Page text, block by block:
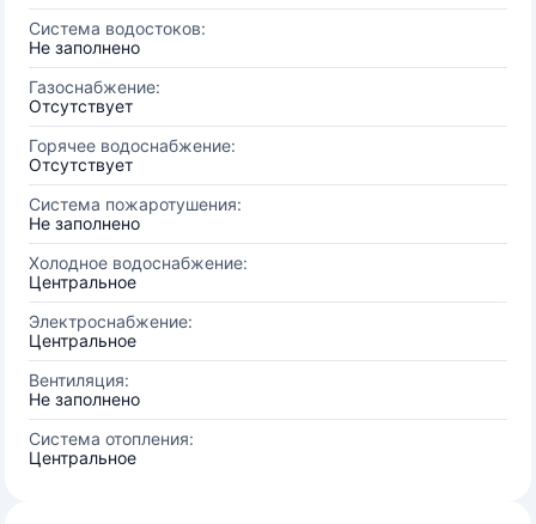
Система водостоков:
Не заполнено
Газоснабжение:
Отсутствует
Горячее водоснабжение:
Отсутствует
Система пожаротушения:
Не заполнено
Холодное водоснабжение:
Центральное
Электроснабжение:
Центральное
Вентиляция:
Не заполнено
Система отопления:
Центральное